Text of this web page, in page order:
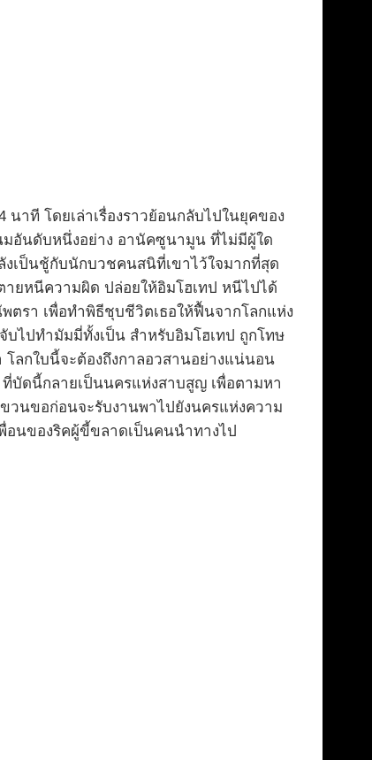
าที โดยเล่าเรื่องราวย้อนกลับไปในยุคของ
อันดับหนึ่งอย่าง อานัคซูนามูน ที่ไม่มีผู้ใด
เป็นชู้กับนักบวชคนสนิที่เขาไว้ใจมากที่สุด
ยหนีความผิด ปล่อยให้อิมโฮเทป หนีไปได้
รา เพื่อทำพิธีชุบชีวิตเธอให้ฟื้นจากโลกแห่ง
บไปทำมัมมี่ทั้งเป็น สำหรับอิมโฮเทป ถูกโทษ
ลกใบนี้จะต้องถึงกาลอวสานอย่างแน่นอน
บัดนี้กลายเป็นนครแห่งสาบสูญ เพื่อตามหา
วนขอก่อนจะรับงานพาไปยังนครแห่งความ
อนของริคผู้ขี้ขลาดเป็นคนนำทางไป